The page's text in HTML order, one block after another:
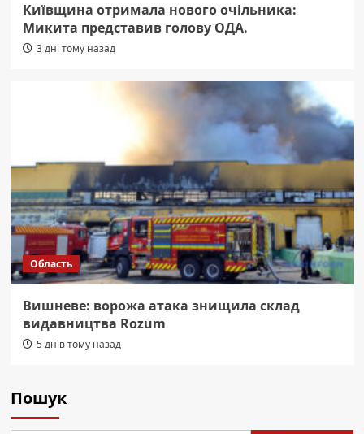
Київщина отримала нового очільника:
Микита представив голову ОДА.
3 дні тому назад
Область
Вишневе: ворожа атака знищила склад
видавництва Rozum
5 днів тому назад
Пошук